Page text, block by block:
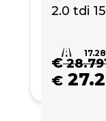
2.0 tdi
€
€